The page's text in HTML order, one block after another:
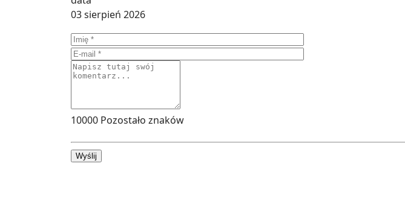
03 sierpień 2026
10000 Pozostało znaków
Wyślij